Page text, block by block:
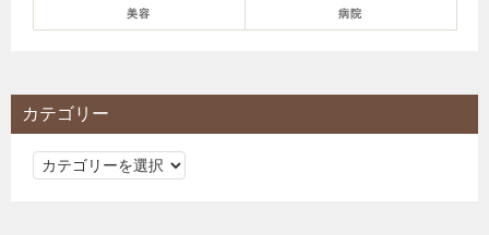
美容 病院
カテゴリー
カ